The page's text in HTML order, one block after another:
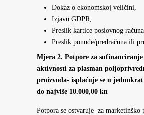
Dokaz o ekonomskoj veličini,
Izjavu GDPR,
Preslik kartice poslovnog
Preslik ponude/predračuna ili
Mjera 2. Potpore za
aktivnosti za plasman
proizvoda- isplaćuje se u
do najviše 10.000,00 kn
Potpora se ostvaruje za marketinško